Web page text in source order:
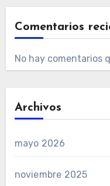
Comentarios
No hay comentarios
Archivos
mayo 2026
noviembre 2025